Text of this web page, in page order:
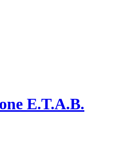
E.T.A.B.